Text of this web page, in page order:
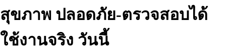
สุขภาพ ปลอดภัย-ตรวจสอบได้
ใช้งานจริง วันนี้